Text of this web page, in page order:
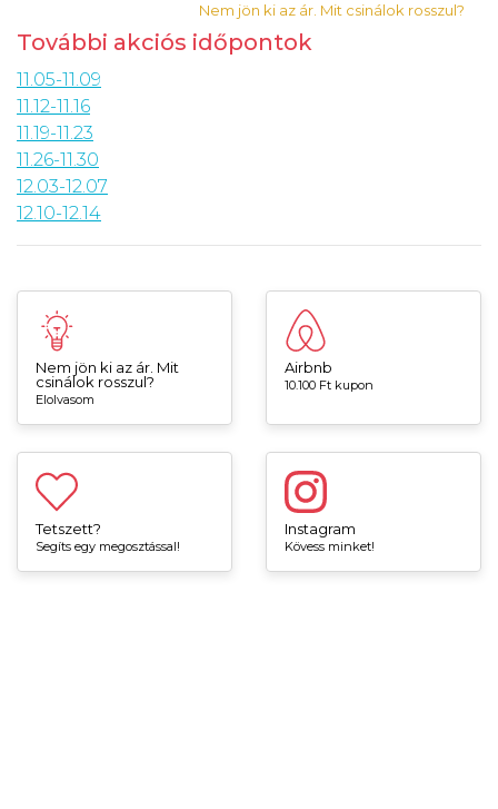
Nem jön ki az ár. Mit csinálok rosszul?
További akciós időpontok
11.05-11.09
11.12-11.16
11.19-11.23
11.26-11.30
12.03-12.07
12.10-12.14
Nem jön ki az ár. Mit
csinálok rosszul?
Elolvasom
Airbnb
10.100 Ft kupon
Tetszett?
Segíts egy megosztással!
Instagram
Kövess minket!